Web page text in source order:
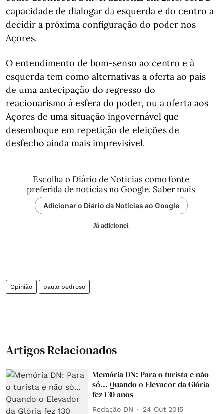
capacidade de dialogar da esquerda e do centro a
decidir a próxima configuração do poder nos
Açores.
O entendimento de bom-senso ao centro e à
esquerda tem como alternativas a oferta ao país
de uma antecipação do regresso do
reacionarismo à esfera do poder, ou a oferta aos
Açores de uma situação ingovernável que
desemboque em repetição de eleições de
desfecho ainda mais imprevisível.
Escolha o Diário de Notícias como fonte
preferida de notícias no Google. Saber mais
Adicionar o Diário de Notícias ao Google
Já adicionei
Opinião paulo pedroso
Artigos Relacionados
Memória DN: Para o turista e não
só... Quando o Elevador da Glória
fez 130 anos
Redação DN 24 Out 2015